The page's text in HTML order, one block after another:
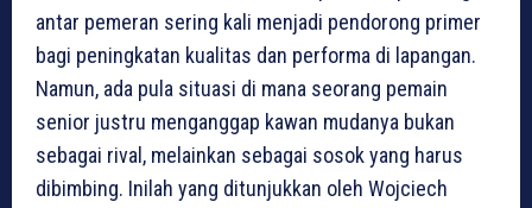
antar pemeran sering kali menjadi pendorong primer
bagi peningkatan kualitas dan performa di lapangan.
Namun, ada pula situasi di mana seorang pemain
senior justru menganggap kawan mudanya bukan
sebagai rival, melainkan sebagai sosok yang harus
dibimbing. Inilah yang ditunjukkan oleh Wojciech